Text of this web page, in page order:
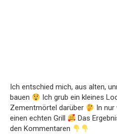
Ich entschied mich, aus alten,
bauen
Ich grub ein kleines
Zementmörtel darüber
In nur
einen echten Grill
Das
den Kommentaren